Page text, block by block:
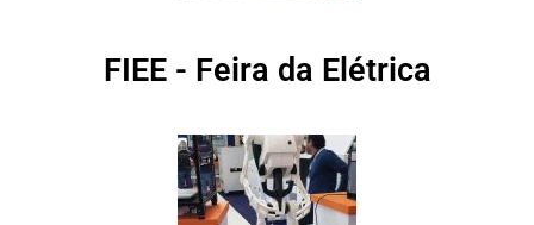
FIEE - Feira da Elétrica